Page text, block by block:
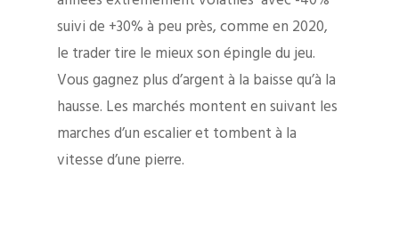
suivi de +30% à peu près, comme en 2020,
le trader tire le mieux son épingle du jeu.
Vous gagnez plus d’argent à la baisse qu’à la
hausse. Les marchés montent en suivant les
marches d’un escalier et tombent à la
vitesse d’une pierre.